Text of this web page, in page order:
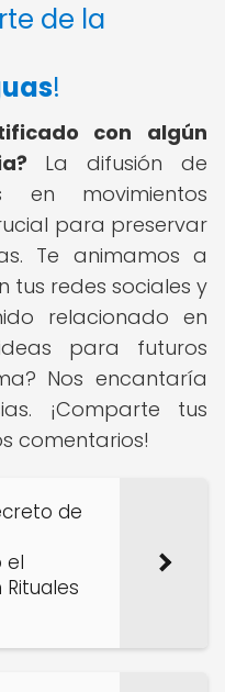
de la
!
con algún
La difusión de
en movimientos
para preservar
Te animamos a
tus redes sociales y
relacionado en
para futuros
Nos encantaría
¡Comparte tus
comentarios!
de
el